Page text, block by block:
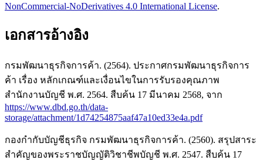
NonCommercial-NoDerivatives 4.0 International License.
เอกสารอ้างอิง
กรมพัฒนาธุรกิจการค้า. (2564). ประกาศกรมพัฒนาธุรกิจการ
ค้า เรื่อง หลักเกณฑ์และเงื่อนไขในการรับรองคุณภาพ
สำนักงานบัญชี พ.ศ. 2564. สืบค้น 17 มีนาคม 2568, จาก
https://www.dbd.go.th/data-
storage/attachment/1d74254875aaf47a10ed33e4a.pdf
กองกำกับบัญชีธุรกิจ กรมพัฒนาธุรกิจการค้า. (2560). สรุปสาระ
สำคัญของพระราชบัญญัติวิชาชีพบัญชี พ.ศ. 2547. สืบค้น 17